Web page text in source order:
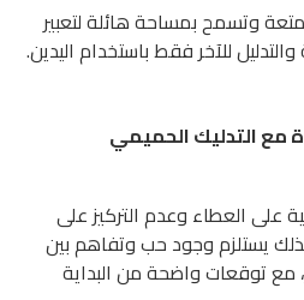
وتسمح بمساحة هائلة لتعبير
للآخر فقط باستخدام اليدين.
مع التدليك الحميمي
على العطاء وعدم التركيز على
لذلك يستلزم وجود حب وتفاهم بين
مع توقعات واضحة من البداية